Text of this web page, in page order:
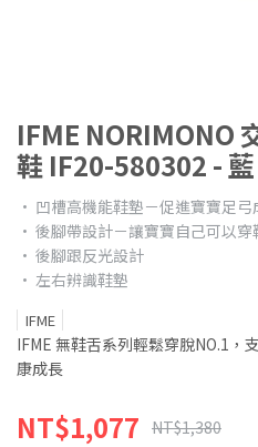
IFME NORIMONO
鞋 IF20-580302 - 藍
• 凹槽高機能鞋墊－促進寶寶足弓
• 後腳帶設計－讓寶寶自己可以穿
• 後腳跟反光設計
• 左右辨識鞋墊
IFME
IFME 無鞋舌系列輕鬆穿脫NO.1，
康成長
NT$1,077 NT$1,380